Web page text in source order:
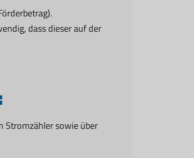
dass dieser auf der
Stromzähler sowie über